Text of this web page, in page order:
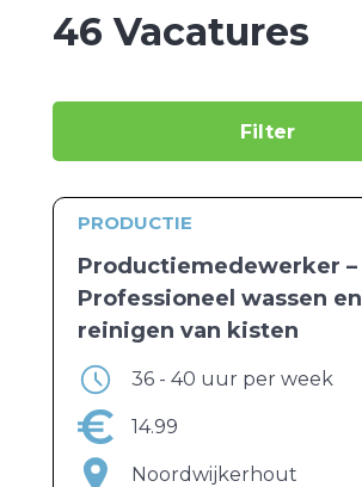
46 Vacatures
Filter
PRODUCTIE
Productiemedewerker –
Professioneel wassen en
reinigen van kisten
36 - 40 uur per week
14.99
Noordwijkerhout